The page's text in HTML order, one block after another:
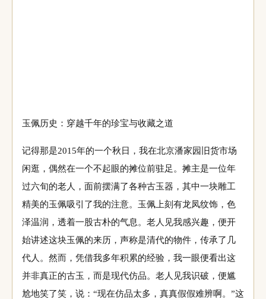
玉佩历史：穿越千年的珍宝与收藏之道
记得那是2015年的一个秋日，我在北京潘家园旧货市场
闲逛，偶然在一个不起眼的摊位前驻足。摊主是一位年
过六旬的老人，面前摆满了各种古玉器，其中一块雕工
精美的玉佩吸引了我的注意。玉佩上刻有龙凤纹饰，色
泽温润，透着一股古朴的气息。老人见我感兴趣，便开
始讲述这块玉佩的来历，声称是清代的物件，传承了几
代人。然而，凭借我多年积累的经验，我一眼便看出这
并非真正的古玉，而是现代仿品。老人见我识破，便尴
尬地笑了笑，说：“现在仿品太多，真真假假难辨啊。”这